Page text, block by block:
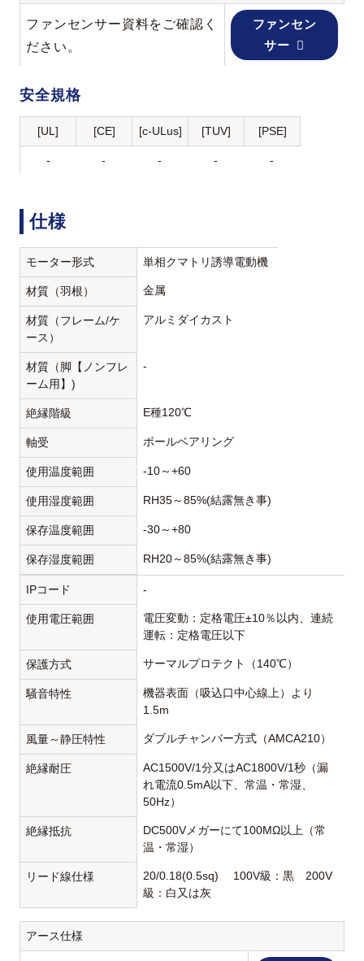
ファンセンサー資料をご確認く
ださい。
ファンセン
サー
安全規格
[UL] [CE] [c-ULus] [TUV] [PSE]
- - - - -
仕様
モーター形式 単相クマトリ誘導電動機
材質（羽根） 金属
材質（フレーム/ケ
ース）
アルミダイカスト
材質（脚【ノンフレ
ーム用】)
-
絶縁階級 E種120℃
軸受 ボールベアリング
使用温度範囲 -10～+60
使用湿度範囲 RH35～85%(結露無き事)
保存温度範囲 -30～+80
保存湿度範囲 RH20～85%(結露無き事)
IPコード -
使用電圧範囲
電圧変動：定格電圧±10％以内、連続
運転：定格電圧以下
保護方式 サーマルプロテクト（140℃）
騒音特性
機器表面（吸込口中心線上）より
1.5m
風量～静圧特性 ダブルチャンバー方式（AMCA210）
絶縁耐圧
AC1500V/1分又はAC1800V/1秒（漏
れ電流0.5mA以下、常温・常湿、
50Hz）
絶縁抵抗
DC500Vメガーにて100MΩ以上（常
温・常湿）
リード線仕様
20/0.18(0.5sq) 100V級：黒 200V
級：白又は灰
アース仕様